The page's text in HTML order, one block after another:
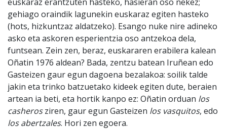
gehiago oraindik lagunekin euskaraz egiten hasteko
(hots, hizkuntzaz aldatzeko). Esango nuke nire adineko
asko eta askoren esperientzia oso antzekoa dela,
funtsean. Zein zen, beraz, euskararen erabilera kalean
Oñatin 1976 aldean? Bada, zentzu batean Iruñean edo
Gasteizen gaur egun dagoena bezalakoa: soilik talde
jakin eta trinko batzuetako kideek egiten dute, beraien
artean ia beti, eta hortik kanpo ez: Oñatin orduan los
casherosziren, gaur egun Gasteizen los vasquitos, edo
los abertzales. Hori zen egoera.